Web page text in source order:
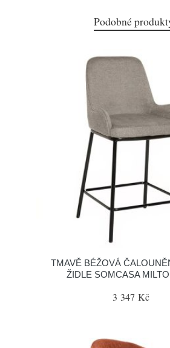
Podobné
TMAVĚ BÉŽOVÁ
ŽIDLE SOMCASA
3 347 Kč